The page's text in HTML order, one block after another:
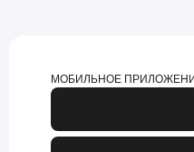
МОБИЛЬНОЕ